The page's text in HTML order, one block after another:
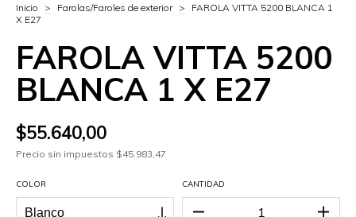
Inicio > Farolas/Faroles de exterior >
FAROLA VITTA 5200 BLANCA 1
X E27
FAROLA VITTA 5200
BLANCA 1 X E27
$55.640,00
Precio sin impuestos $45.983,47
COLOR CANTIDAD